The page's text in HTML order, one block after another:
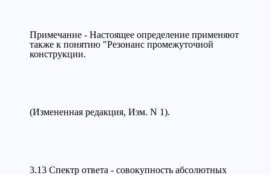
Примечание - Настоящее определение применяют
также к понятию "Резонанс промежуточной
конструкции.
(Измененная редакция, Изм. N 1).
3.13 Спектр ответа - совокупность абсолютных